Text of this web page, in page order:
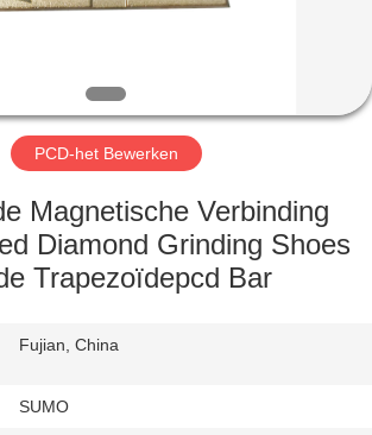
PCD-het Bewerken
Magnetische Verbinding
Diamond Grinding Shoes
Trapezoïdepcd Bar
Fujian, China
SUMO